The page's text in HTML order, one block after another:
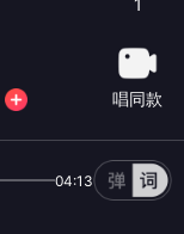
唱同款
04:13